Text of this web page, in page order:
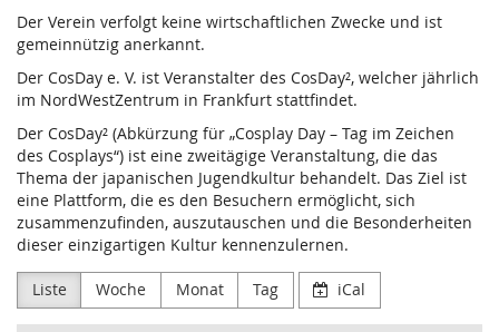
Der Verein verfolgt keine wirtschaftlichen Zwecke und ist
gemeinnützig anerkannt.
Der CosDay e. V. ist Veranstalter des CosDay², welcher jährlich
im NordWestZentrum in Frankfurt stattfindet.
Der CosDay² (Abkürzung für „Cosplay Day – Tag im Zeichen
des Cosplays“) ist eine zweitägige Veranstaltung, die das
Thema der japanischen Jugendkultur behandelt. Das Ziel ist
eine Plattform, die es den Besuchern ermöglicht, sich
zusammenzufinden, auszutauschen und die Besonderheiten
dieser einzigartigen Kultur kennenzulernen.
Liste Woche Monat Tag iCal